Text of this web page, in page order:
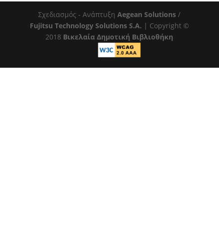
Σχεδιασμός - ΑνάπτυξηAegean Solutions /
Fujitsu Technology Solutions S.A. | Copyright ©
2018 Βικελαία Δημοτική Βιβλιοθήκη